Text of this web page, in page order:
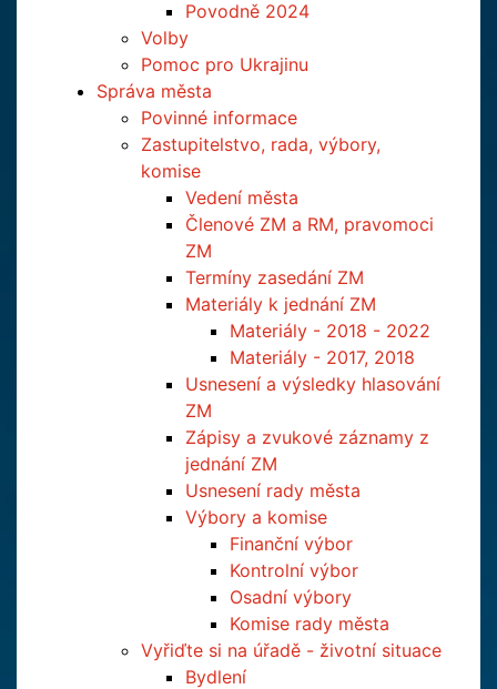
Povodně 2024
Volby
Pomoc pro Ukrajinu
Správa města
Povinné informace
Zastupitelstvo, rada, výbory,
komise
Vedení města
Členové ZM a RM, pravomoci
ZM
Termíny zasedání ZM
Materiály k jednání ZM
Materiály - 2018 - 2022
Materiály - 2017, 2018
Usnesení a výsledky hlasování
ZM
Zápisy a zvukové záznamy z
jednání ZM
Usnesení rady města
Výbory a komise
Finanční výbor
Kontrolní výbor
Osadní výbory
Komise rady města
Vyřiďte si na úřadě - životní situace
Bydlení